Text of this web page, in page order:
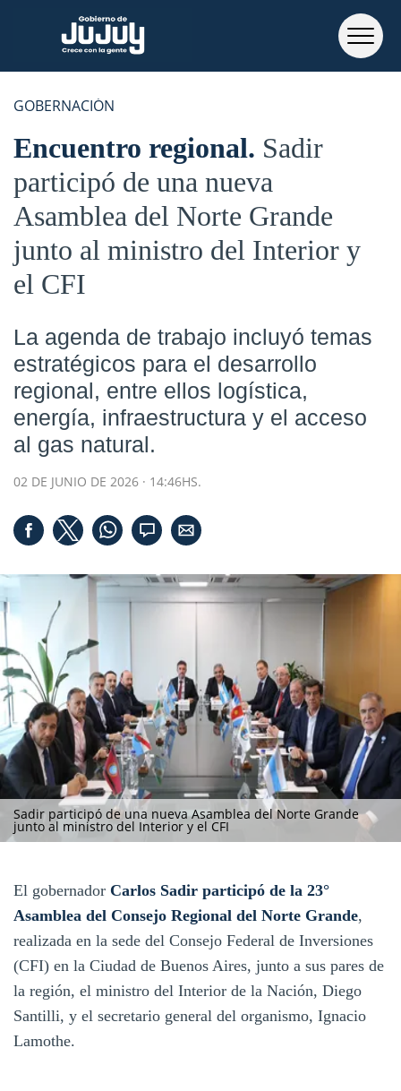
GOBERNACIÓN
Encuentro regional Sadir
participó de una nueva
Asamblea del Norte Grande
junto al ministro del Interior y
el CFI
La agenda de trabajo incluyó temas
estratégicos para el desarrollo
regional, entre ellos logística,
energía, infraestructura y el acceso
al gas natural.
02 DE JUNIO DE 2026 · 14:46HS.
Sadir participó de una nueva Asamblea del Norte Grande
junto al ministro del Interior y el CFI
El gobernador Carlos Sadir participó de la 23°
Asamblea del Consejo Regional del Norte Grande,
realizada en la sede del Consejo Federal de Inversiones
(CFI) en la Ciudad de Buenos Aires, junto a sus pares de
la región, el ministro del Interior de la Nación, Diego
Santilli, y el secretario general del organismo, Ignacio
Lamothe.